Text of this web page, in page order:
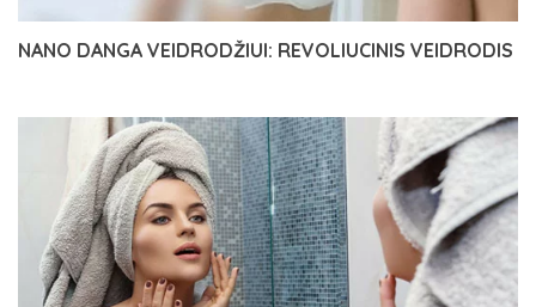
NANO DANGA VEIDRODŽIUI: REVOLIUCINIS VEIDRODIS